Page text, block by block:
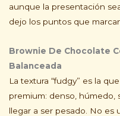
aunque la presentación
dejo los puntos que
Brownie De Chocolate
Balanceada
La textura “fudgy” es la
premium: denso, húmedo,
llegar a ser pesado. No es